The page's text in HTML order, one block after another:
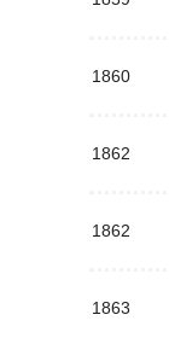
1860
1862
1862
1863